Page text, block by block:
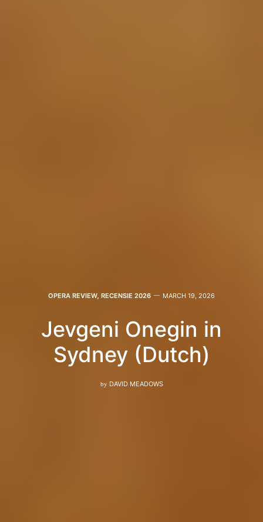
OPERA REVIEW, RECENSIE 2026 MARCH 19, 2026
Jevgeni Onegin in
Sydney (Dutch)
by DAVID MEADOWS